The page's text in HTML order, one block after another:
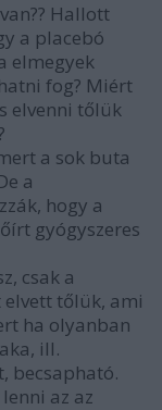
Hallott
a placebó
elmegyek
fog? Miért
elvenni tőlük
a sok buta
a
hogy a
gyógyszeres
csak a
tőlük, ami
ha olyanban
ill.
becsapható.
az az